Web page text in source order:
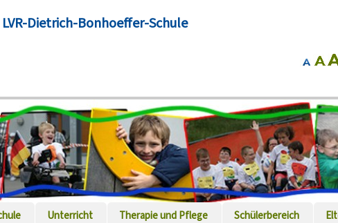
LVR-Dietrich-Bonhoeffer-Schule
Unterricht Therapie und Pflege Schülerbereich